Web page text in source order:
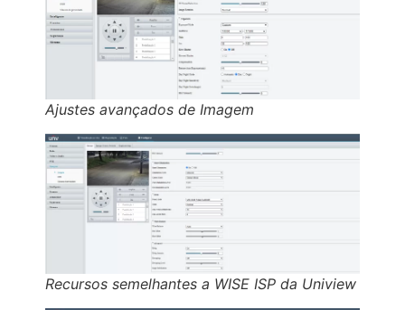
Ajustes avançados de Imagem
Recursos semelhantes a WISE ISP da Uniview